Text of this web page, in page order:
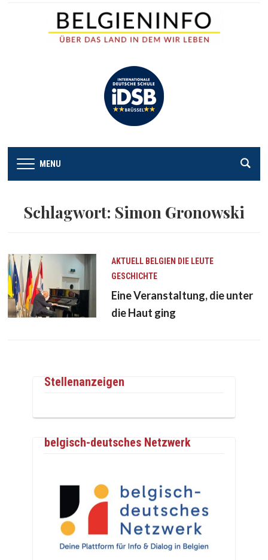
MENU
Schlagwort: Simon Gronowski
AKTUELL BELGIEN DIE LEUTE
GESCHICHTE
Eine Veranstaltung, die unter
die Haut ging
Stellenanzeigen
belgisch-deutsches Netzwerk